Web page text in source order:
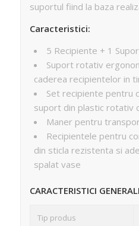
suportul fiind la baza
Caracteristici:
5 Recipiente + 1
Suport rotativ
caderea recipientelor in
Set recipiente pentru
suport din plastic rotativ
Maner pentru
Recipientele pentru
din sticla rezistenta si
spalat vase
CARACTERISTICI
Tip produs